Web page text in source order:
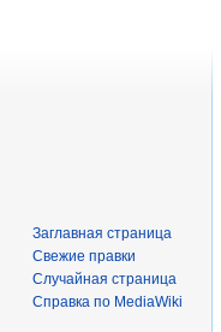
Заглавная страница
Свежие правки
Случайная страница
Справка по MediaWiki